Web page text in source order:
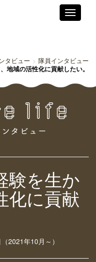
Toggle
タビュー
隊員インタビュー
地域の活性化に貢献したい。
験を生か
化に貢献
年10月～）